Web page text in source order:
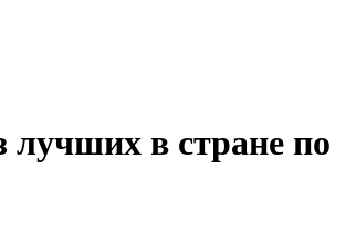
лучших в стране по